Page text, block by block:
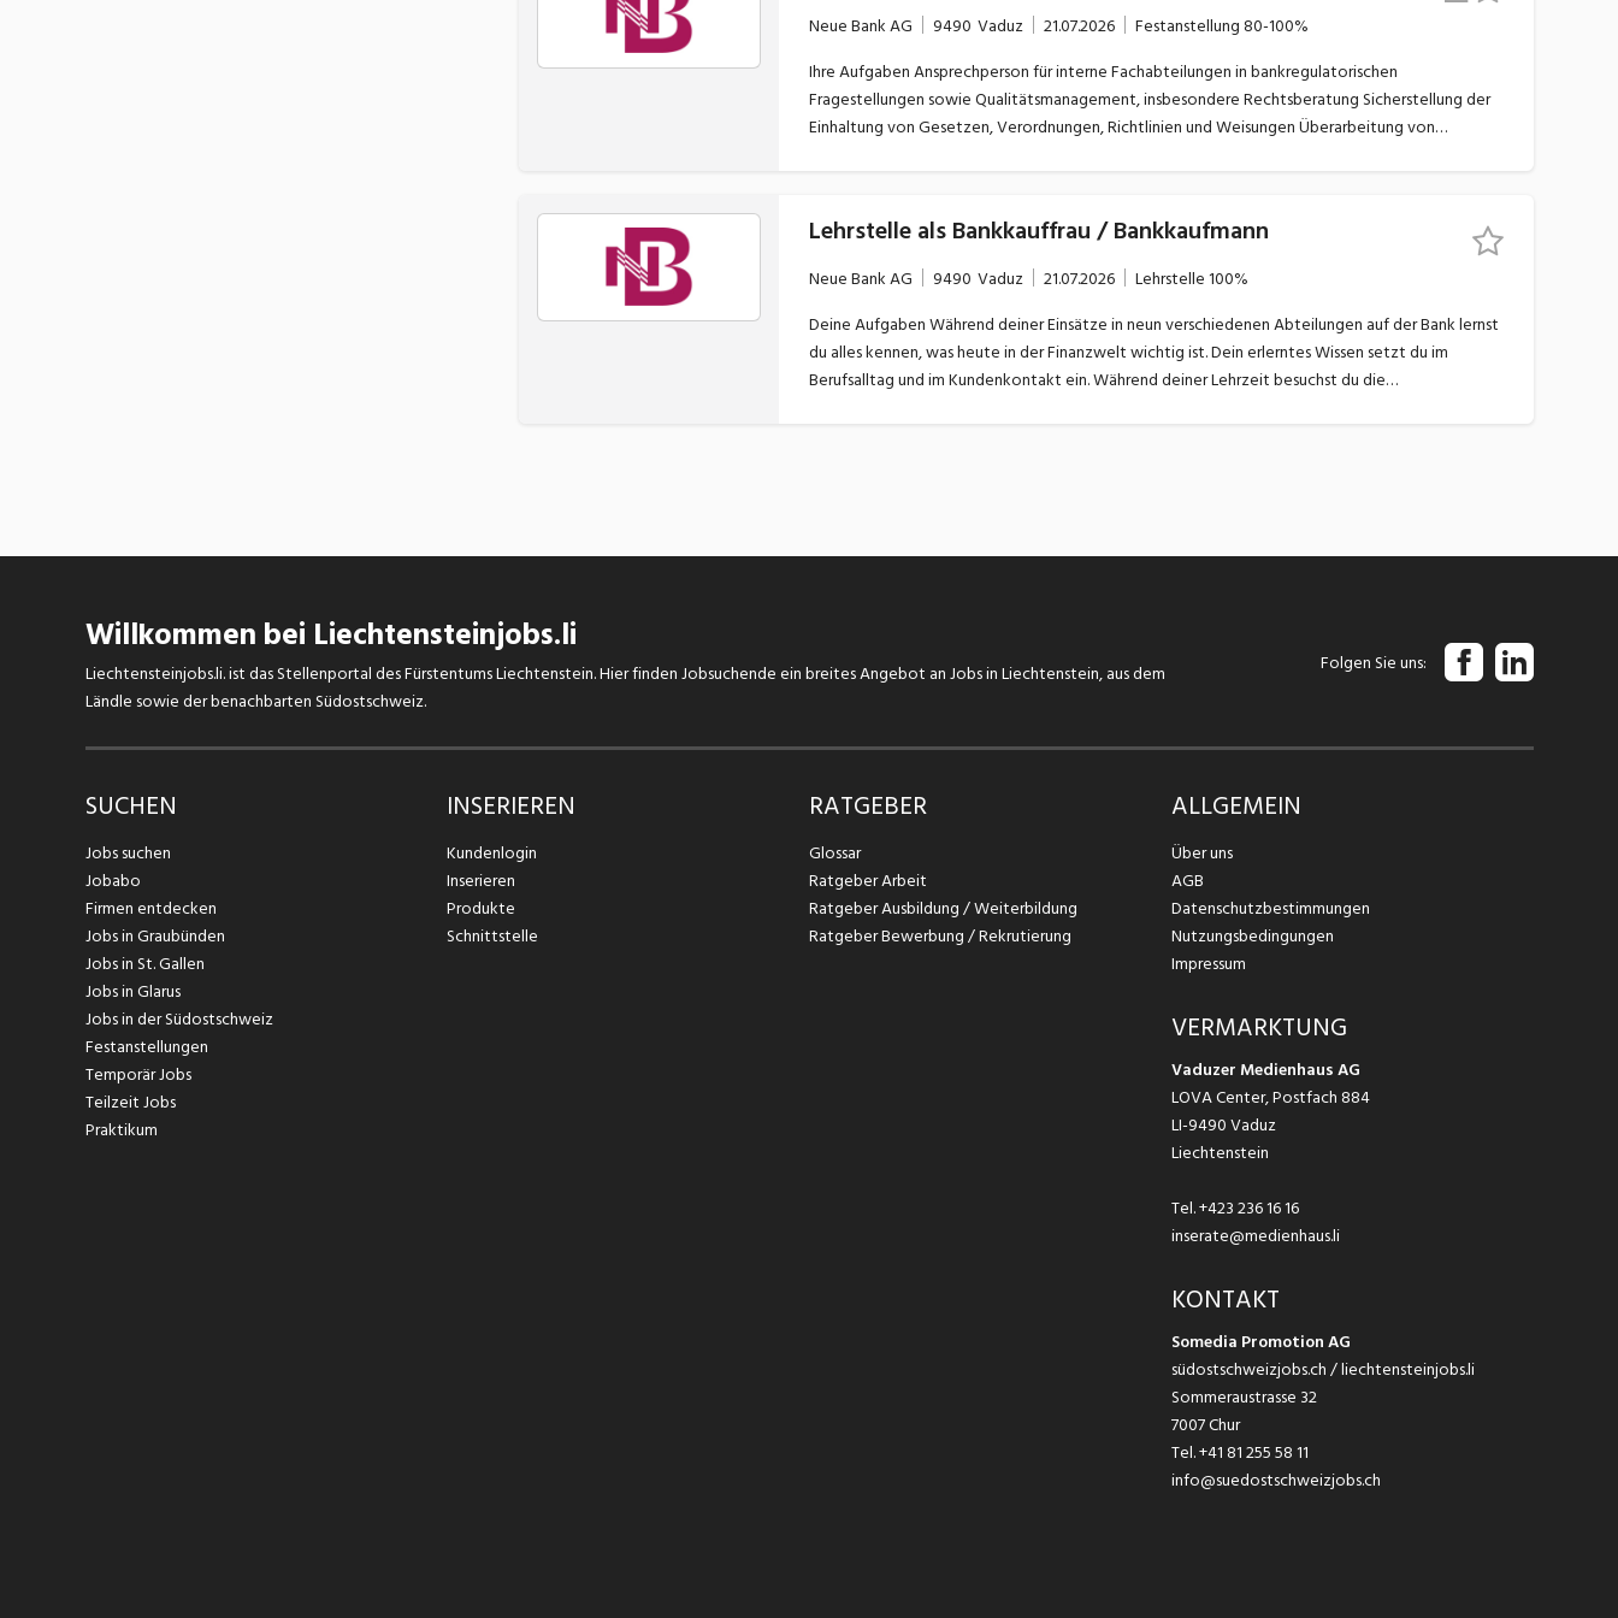
Ansprechpartner in allen Kreditfragen für die Kundenberater Aufbereitung von Berichten und
Analysen für Geschäftsleitung, Verwaltungsrat und Aufsichtsbehörden
Neue Bank AG 9490 Vaduz 21.07.2026 Festanstellung80-100%
Ihre Aufgaben Ansprechperson für interne Fachabteilungen in bankregulatorischen
Fragestellungen sowie Qualitätsmanagement, insbesondere Rechtsberatung Sicherstellung der
Einhaltung von Gesetzen, Verordnungen, Richtlinien und Weisungen Überarbeitung von
Lehrstelle als Bankkauffrau / Bankkaufmann
Neue Bank AG 9490 Vaduz 21.07.2026 Lehrstelle100%
Deine Aufgaben Während deiner Einsätze in neun verschiedenen Abteilungen auf der Bank lernst
du alles kennen, was heute in der Finanzwelt wichtig ist. Dein erlerntes Wissen setzt du im
Berufsalltag und im Kundenkontakt ein. Während deiner Lehrzeit besuchst du die
Willkommen bei Liechtensteinjobs.li
Liechtensteinjobs.li. ist das Stellenportal des Fürstentums Liechtenstein. Hier finden Jobsuchende ein breites Angebot an Jobs in Liechtenstein, aus dem
Ländle sowie der benachbarten Südostschweiz.
Folgen Sie uns
SUCHEN
Jobs suchen
Jobabo
Firmen entdecken
Jobs in Graubünden
Jobs in St. Gallen
Jobs in Glarus
Jobs in der Südostschweiz
Festanstellungen
Temporär Jobs
Teilzeit Jobs
Praktikum
INSERIEREN
Kundenlogin
Inserieren
Produkte
Schnittstelle
RATGEBER
Glossar
Ratgeber Arbeit
Ratgeber Ausbildung / Weiterbildung
Ratgeber Bewerbung / Rekrutierung
ALLGEMEIN
Über uns
AGB
Datenschutzbestimmungen
Nutzungsbedingungen
Impressum
VERMARKTUNG
Vaduzer Medienhaus AG
LOVA Center, Postfach 884
LI-9490 Vaduz
Liechtenstein
Tel.+423 236 16 16
inserate@medienhaus.li
KONTAKT
Somedia Promotion AG
südostschweizjobs.ch / liechtensteinjobs.li
Sommeraustrasse 32
7007 Chur
Tel.+41 81 255 58 11
info@suedostschweizjobs.ch